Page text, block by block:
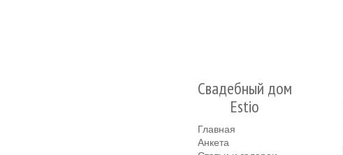
Свадебный дом
Estio
Главная
Анкета